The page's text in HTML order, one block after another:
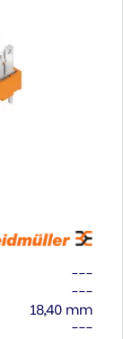
---
---
18,40 mm
---